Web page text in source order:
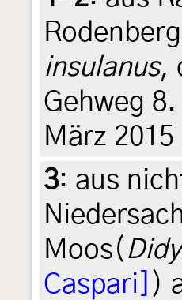
insulanus,
Gehweg
März
3: aus
Moos(
Caspari]
)